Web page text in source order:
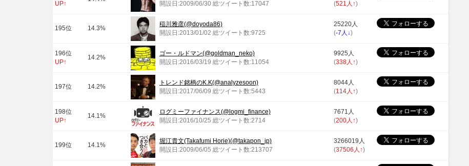
UP↑
開設日:2009/06/30 総ツイート数:17047
(521人 ↑)
195位 14.3%
稲川雅彦(@doyoda86)
開設日:2013/01/02 総ツイート数:9725
25220人
(-7人 ↓)
196位
UP↑
14.2%
ゴー・ルドマン(@goldman_neko)
開設日:2016/03/19 総ツイート数:11054
9925人
(338人 ↑)
197位 14.2%
トレンド銘柄のK.K(@analyzesoon)
開設日:2017/06/09 総ツイート数:5443
8044人
(114人 ↑)
198位
UP↑
14.1%
ログミーファイナンス(@logmi_finance)
開設日:2016/10/25 総ツイート数:2714
7671人
(200人 ↑)
199位 14.1%
堀江貴文(Takafumi Horie)(@takapon_jp)
開設日:2009/06/05 総ツイート数:213707
3266019人
(37506人 ↑)